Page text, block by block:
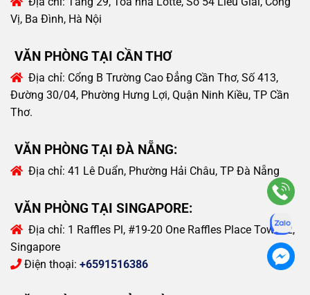
Vị, Ba Đình, Hà Nội
VĂN PHÒNG TẠI CẦN THƠ
Địa chỉ: Cổng B Trường Cao Đẳng Cần Thơ, Số 413,
Đường 30/04, Phường Hưng Lợi, Quận Ninh Kiều, TP Cần
Thơ.
VĂN PHÒNG TẠI ĐÀ NẴNG:
Địa chỉ: 41 Lê Duẩn, Phường Hải Châu, TP Đà Nẵng
VĂN PHÒNG TẠI SINGAPORE:
Địa chỉ: 1 Raffles Pl, #19-20 One Raffles Place Tower 2,
Singapore
Điện thoại: +6591516386